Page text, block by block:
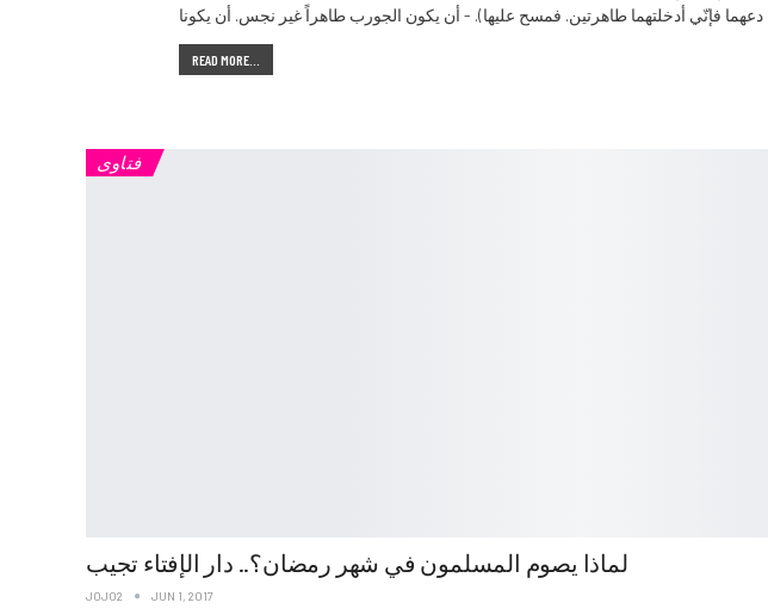
READ MORE...
فتاوى
لماذا يصوم المسلمون في شهر رمضان؟.. دار الإفتاء تجيب
JOJO2 JUN 1, 2017